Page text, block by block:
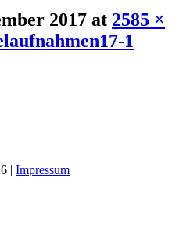
2017 at 2585 ×
1
| Impressum